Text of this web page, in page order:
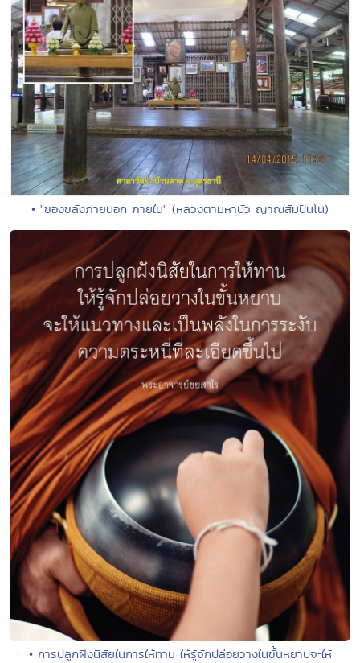
• "ของขลังภายนอก ภายใน" (หลวงตามหาบัว ญาณสัมปันโน)
• การปลูกฝังนิสัยในการให้ทาน ให้รู้จักปล่อยวางในขั้นหยาบจะให้